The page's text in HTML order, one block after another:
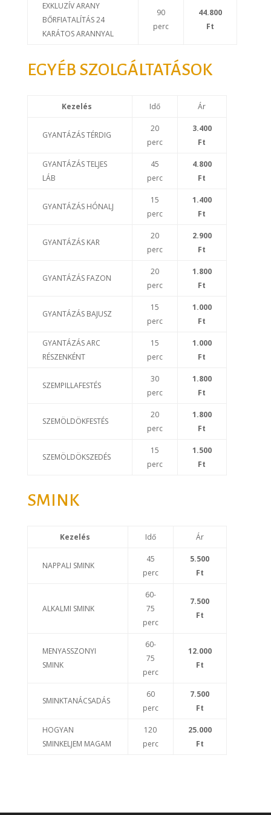
EXKLUZÍV ARANY
BŐRFIATALÍTÁS 24
KARÁTOS ARANNYAL
90
perc
44.800
Ft
EGYÉB SZOLGÁLTATÁSOK
Kezelés Idő Ár
GYANTÁZÁS TÉRDIG
20
perc
3.400
Ft
GYANTÁZÁS TELJES
LÁB
45
perc
4.800
Ft
GYANTÁZÁS HÓNALJ
15
perc
1.400
Ft
GYANTÁZÁS KAR
20
perc
2.900
Ft
GYANTÁZÁS FAZON
20
perc
1.800
Ft
GYANTÁZÁS BAJUSZ
15
perc
1.000
Ft
GYANTÁZÁS ARC
RÉSZENKÉNT
15
perc
1.000
Ft
SZEMPILLAFESTÉS
30
perc
1.800
Ft
SZEMÖLDÖKFESTÉS
20
perc
1.800
Ft
SZEMÖLDÖKSZEDÉS
15
perc
1.500
Ft
SMINK
Kezelés Idő Ár
NAPPALI SMINK
45
perc
5.500
Ft
ALKALMI SMINK
60-
75
perc
7.500
Ft
MENYASSZONYI
SMINK
60-
75
perc
12.000
Ft
SMINKTANÁCSADÁS
60
perc
7.500
Ft
HOGYAN
SMINKELJEM MAGAM
120
perc
25.000
Ft